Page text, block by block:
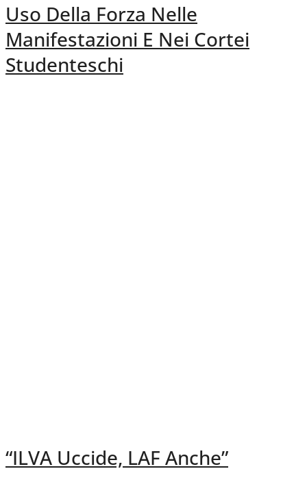
Uso Della Forza Nelle
Manifestazioni E Nei Cortei
Studenteschi
“ILVA Uccide, LAF Anche”